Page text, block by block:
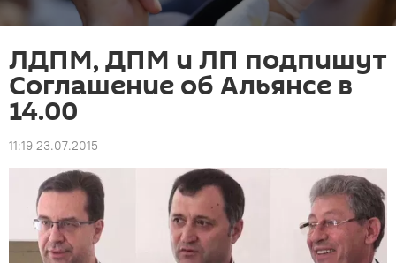
ЛДПМ, ДПМ и ЛП подпишут
Соглашение об Альянсе в
14.00
11:19 23.07.2015